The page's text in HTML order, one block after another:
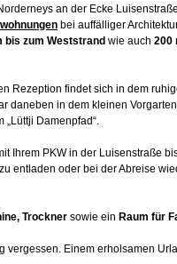
an der Ecke
bei auffälliger
bis zum Weststrand wie auch 200
Rezeption findet sich in dem
daneben in dem kleinen
Damenpfad“.
Ihrem PKW in der Luisenstraße
entladen oder bei der Abreise
Trockner sowie ein Raum für
vergessen. Einem erholsamen